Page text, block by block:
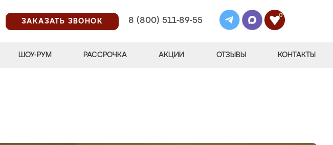
ЗАКАЗАТЬ ЗВОНОК
8 (800) 511-89-55
0
ШОУ-РУМ РАССРОЧКА АКЦИИ ОТЗЫВЫ КОНТАКТЫ